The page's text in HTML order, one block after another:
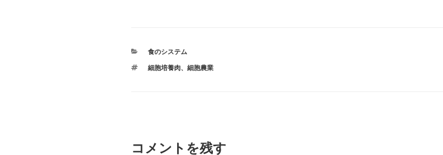
カ
ゴ
食のシステム
タ
細胞培養肉、 細胞農業
コメントを残す